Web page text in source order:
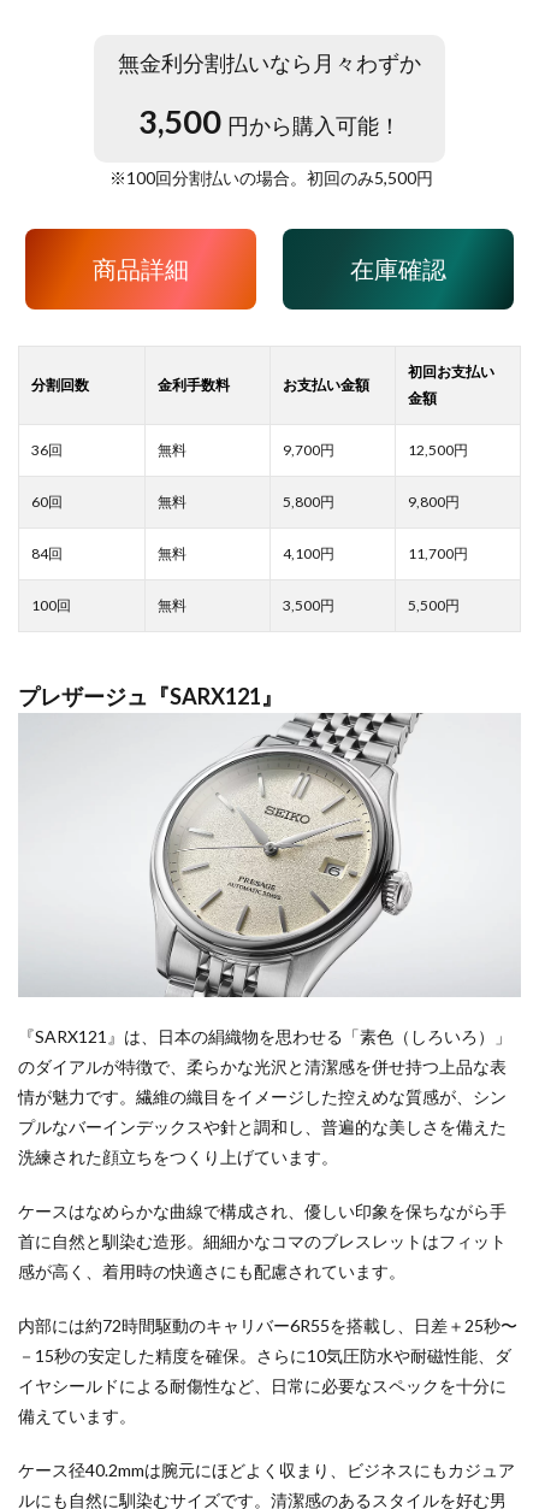
無金利分割払いなら月々わずか
3,500 円から購入可能！
※100回分割払いの場合。初回のみ5,500円
商品詳細 在庫確認
9,700 12,500
5,800 9,800
4,100 11,700
3,500 5,500
プレザージュ『SARX121』
『SARX121』は、日本の絹織物を思わせる「素色（しろいろ）」
のダイアルが特徴で、柔らかな光沢と清潔感を併せ持つ上品な表
情が魅力です。繊維の織目をイメージした控えめな質感が、シン
プルなバーインデックスや針と調和し、普遍的な美しさを備えた
洗練された顔立ちをつくり上げています。
ケースはなめらかな曲線で構成され、優しい印象を保ちながら手
首に自然と馴染む造形。細細かなコマのブレスレットはフィット
感が高く、着用時の快適さにも配慮されています。
内部には約72時間駆動のキャリバー6R55を搭載し、日差＋25秒〜
－15秒の安定した精度を確保。さらに10気圧防水や耐磁性能、ダ
イヤシールドによる耐傷性など、日常に必要なスペックを十分に
備えています。
ケース径40.2mmは腕元にほどよく収まり、ビジネスにもカジュア
ルにも自然に馴染むサイズです。清潔感のあるスタイルを好む男